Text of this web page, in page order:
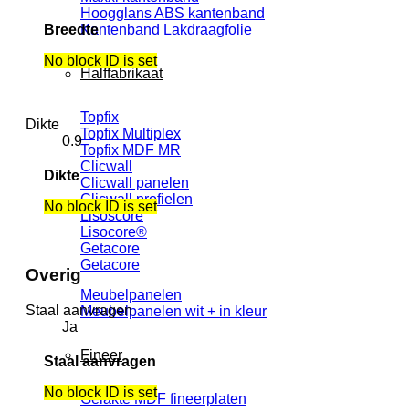
Hoogglans ABS kantenband
Kantenband Lakdraagfolie
Halffabrikaat
Topfix
Topfix Multiplex
Topfix MDF MR
Clicwall
Clicwall panelen
Clicwall profielen
Lisoscore
Lisocore®
Getacore
Getacore
Meubelpanelen
Meubelpanelen wit + in kleur
Fineer
Gelakte MDF fineerplaten
Breedte
No block ID is set
Dikte
0.9
Dikte
No block ID is set
Overig
Staal aanvragen
Ja
Staal aanvragen
No block ID is set